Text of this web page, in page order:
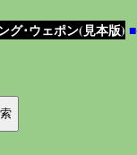
グ･ウェポン(見本版)